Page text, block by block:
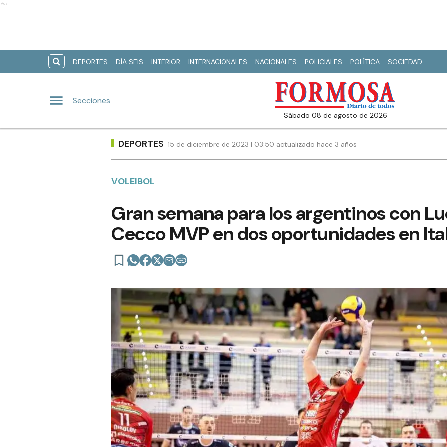
Ads
DEPORTES DÍA SEIS INTERIOR INTERNACIONALES NACIONALES POLICIALES POLÍTICA SOCIEDAD
Secciones
sábado 08 de agosto de 2026
DEPORTES 15 de diciembre de 2023 | 03:50 actualizado hace 3 años
VOLEIBOL
Gran semana para los argentinos con
Cecco MVP en dos oportunidades en